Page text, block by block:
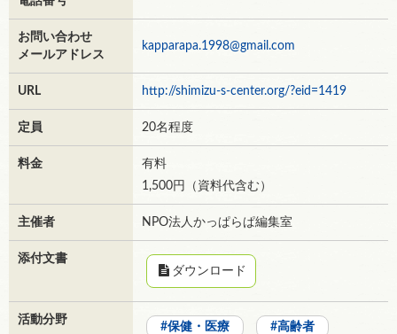
お問い合わせ
メールアドレス
kapparapa.1998@gmail.com
URL http://shimizu-s-center.org/?eid=1419
定員 20名程度
料金
有料
1,500円（資料代含む）
主催者 NPO法人かっぱらぱ編集室
添付文書
ダウンロード
活動分野
保健・医療 高齢者